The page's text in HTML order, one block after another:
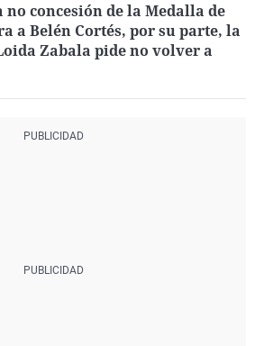
no concesión de la Medalla de
a Belén Cortés, por su parte, la
Zabala pide no volver a